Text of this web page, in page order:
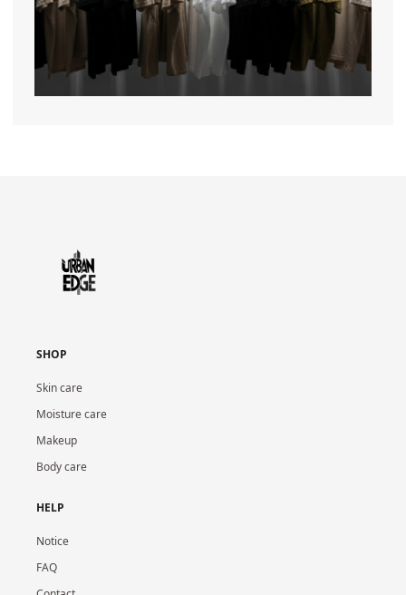
SHOP
Skin care
Moisture care
Makeup
Body care
HELP
Notice
FAQ